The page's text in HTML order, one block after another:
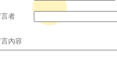
言者
言內容